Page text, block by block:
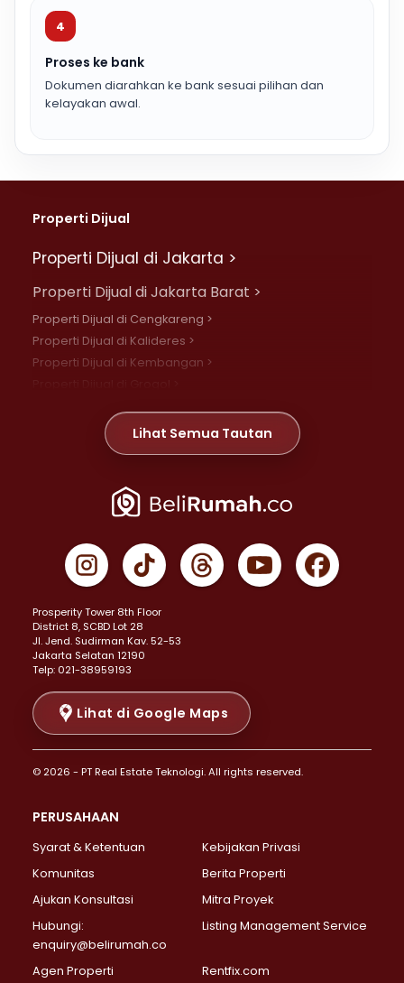
4
Proses ke bank
Dokumen diarahkan ke bank sesuai pilihan dan
kelayakan awal.
Properti Dijual
Properti Dijual di Jakarta >
Properti Dijual di Jakarta Barat >
Properti Dijual di Cengkareng >
Properti Dijual di Kalideres >
Properti Dijual di Kembangan >
Properti Dijual di Meruya >
Properti Dijual di Jelambar >
Properti Dijual di Jakarta Pusat >
Properti Dijual di Gambir >
Properti Dijual di Johar Baru >
Properti Dijual di Menteng >
Properti Dijual di Senen >
Properti Dijual di Tanah Abang >
Properti Dijual di Cikini >
Properti Dijual di Kramat >
Properti Dijual di Pasar Baru >
Properti Dijual di Bendungan Hilir >
Properti Dijual di Jakarta Selatan >
Properti Dijual di Lebak Bulus >
Properti Dijual di Gandaria Selatan >
Properti Dijual di Pondok Labu >
Properti Dijual di Lenteng Agung >
Properti Dijual di Senayan >
Properti Dijual di Pondok Pinang >
Lihat Semua Tautan
Prosperity Tower 8th Floor
District 8, SCBD Lot 28
JI. Jend. Sudirman Kav. 52-53
Jakarta Selatan 12190
Telp: 021-38959193
Lihat di Google Maps
© 2026 - PT Real Estate Teknologi. All rights reserved.
PERUSAHAAN
Syarat & Ketentuan
Kebijakan Privasi
Komunitas
Berita Properti
Ajukan Konsultasi
Mitra Proyek
Hubungi:
enquiry@belirumah.co
Listing Management Service
Agen Properti Rentfix.com